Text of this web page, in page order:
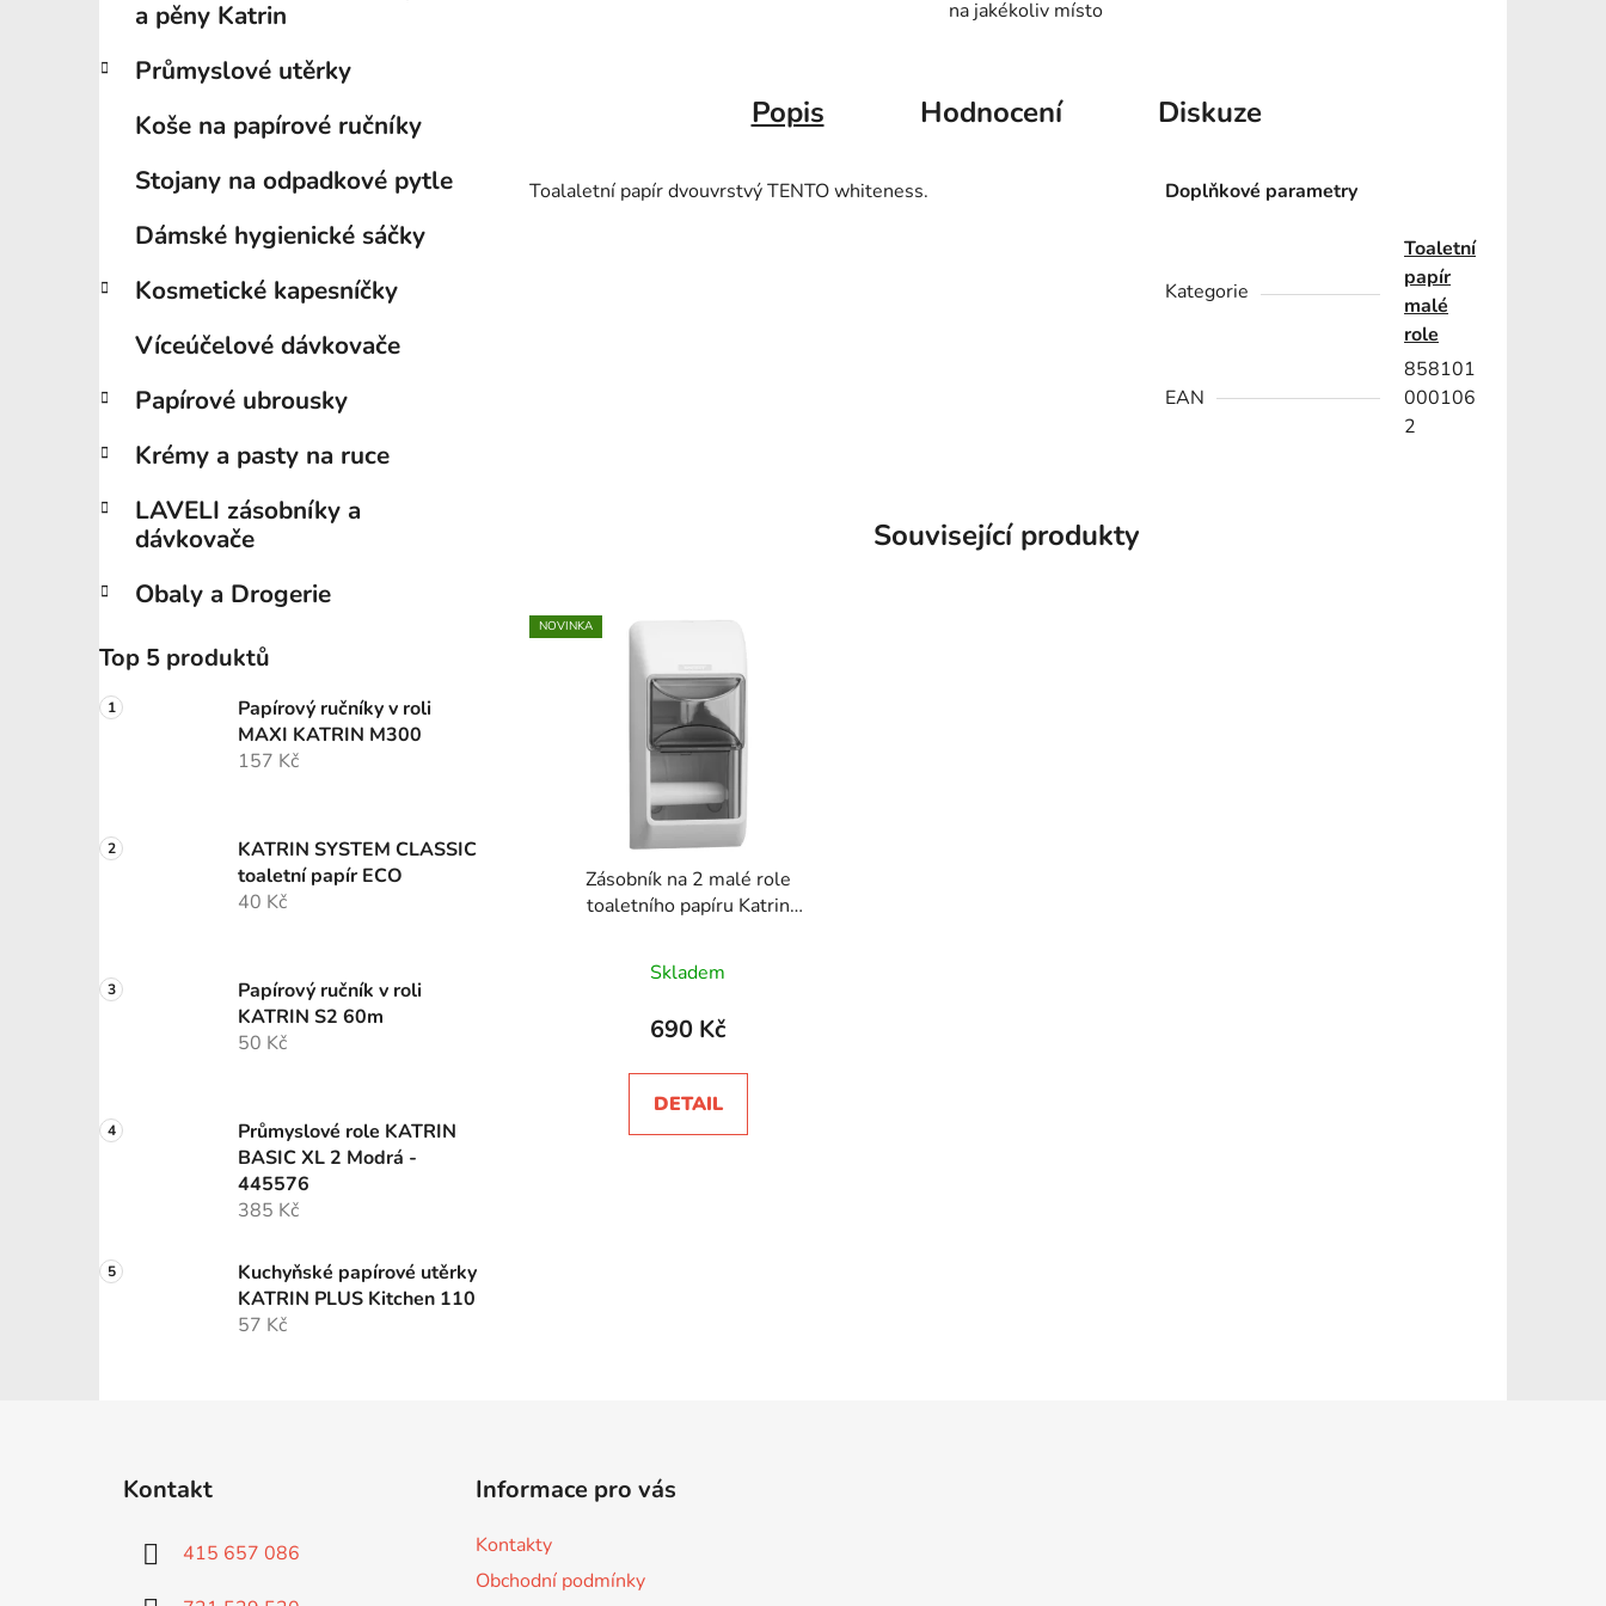
a pěny Katrin
Průmyslové utěrky
Koše na papírové ručníky
Stojany na odpadkové pytle
Dámské hygienické sáčky
Kosmetické kapesníčky
Víceúčelové dávkovače
Papírové ubrousky
Krémy a pasty na ruce
LAVELI zásobníky a
dávkovače
Obaly a Drogerie
Top 5 produktů
Papírový ručníky v roli
MAXI KATRIN M300
157 Kč
KATRIN SYSTEM CLASSIC
toaletní papír ECO
40 Kč
Papírový ručník v roli
KATRIN S2 60m
50 Kč
Průmyslové role KATRIN
BASIC XL 2 Modrá -
445576
385 Kč
Kuchyňské papírové utěrky
KATRIN PLUS Kitchen 110
57 Kč
na jakékoliv místo
Popis Hodnocení Diskuze
Toalaletní papír dvouvrstvý TENTO whiteness. Doplňkové parametry
Kategorie
Toaletní
papír
malé
role
EAN
858101
000106
2
Související produkty
NOVINKA
Zásobník na 2 malé role
toaletního papíru Katrin
Skladem
690 Kč
DETAIL
Kontakt
415 657 086
Informace pro vás
Kontakty
Obchodní podmínky